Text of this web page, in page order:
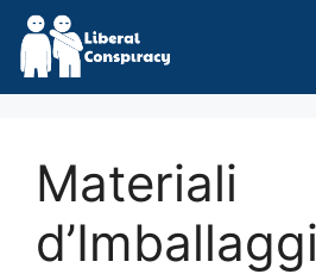
Skip
content
Materiali